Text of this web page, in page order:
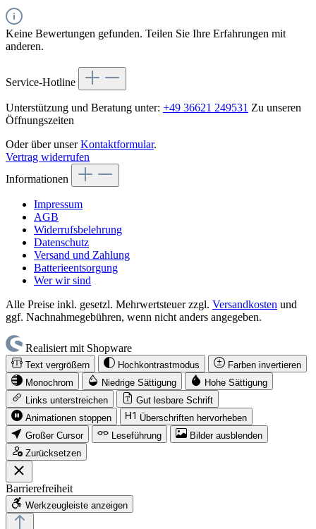
Keine Bewertungen gefunden. Teilen Sie Ihre Erfahrungen mit
anderen.
Service-Hotline
Unterstützung und Beratung unter: +49 36621 249531 Zu unseren
Öffnungszeiten
Oder über unserKontaktformular.
Vertrag widerrufen
Informationen
Impressum
AGB
Widerrufsbelehrung
Datenschutz
Versand und Zahlung
Batterieentsorgung
Wer wir sind
Alle Preise inkl. gesetzl. Mehrwertsteuer zzgl. Versandkosten und
ggf. Nachnahmegebühren, wenn nicht anders angegeben.
Realisiert mit Shopware
Text vergrößern Hochkontrastmodus
Farben invertieren
Monochrom
Niedrige Sättigung
Hohe Sättigung
Links unterstreichen
Gut lesbare Schrift
Animationen stoppen
Überschriften hervorheben
Großer Cursor
Leseführung
Bilder ausblenden
Zurücksetzen
Barrierefreiheit
Werkzeugleiste anzeigen